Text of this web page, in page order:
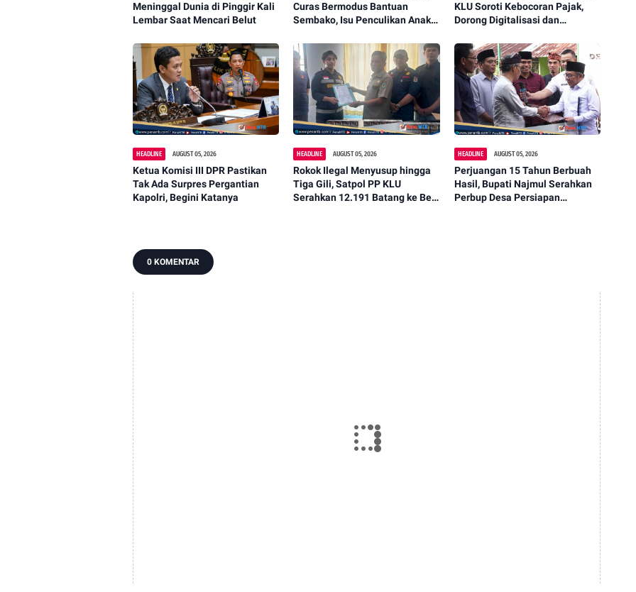
Meninggal Dunia di Pinggir Kali
Lembar Saat Mencari Belut
Curas Bermodus Bantuan
Sembako, Isu Penculikan Anak
KLU Soroti Kebocoran Pajak,
Dorong Digitalisasi dan
HEADLINE AUGUST 05, 2026
Ketua Komisi III DPR Pastikan
Tak Ada Surpres Pergantian
Kapolri, Begini Katanya
HEADLINE AUGUST 05, 2026
Rokok Ilegal Menyusup hingga
Tiga Gili, Satpol PP KLU
Serahkan 12.191 Batang ke Bea
HEADLINE AUGUST 05, 2026
Perjuangan 15 Tahun Berbuah
Hasil, Bupati Najmul Serahkan
Perbup Desa Persiapan
0 KOMENTAR